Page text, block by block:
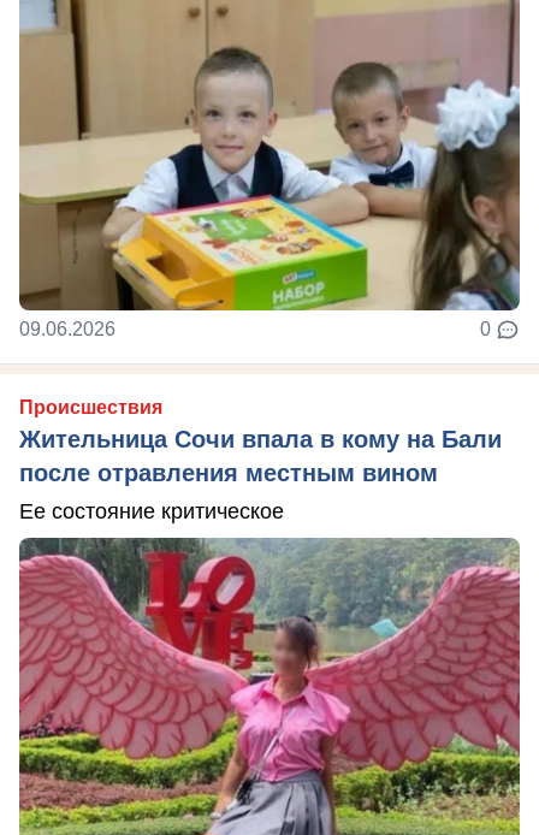
09.06.2026 0
Происшествия
Жительница Сочи впала в кому на Бали
после отравления местным вином
Ее состояние критическое